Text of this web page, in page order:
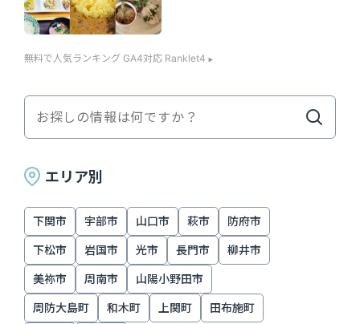
無料で人気ランキング GA4対応 Ranklet4
エリア別
下関市 宇部市 山口市 萩市 防府市
下松市 岩国市 光市 長門市 柳井市
美祢市 周南市 山陽小野田市
周防大島町 和木町 上関町 田布施町